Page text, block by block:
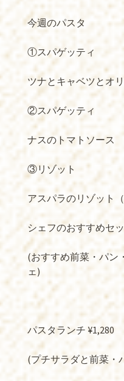
今週のパスタ
①スパゲッティ
ツナとキャベツとオ
②スパゲッティ
ナスのトマトソース
③リゾット
アスパラのリゾット（
シェフのおすすめセ
(おすすめ前菜・パン
ェ)
パスタランチ ¥1,280
(プチサラダと前菜・